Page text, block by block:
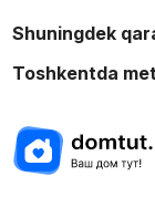
Shuningdek
Toshkentda